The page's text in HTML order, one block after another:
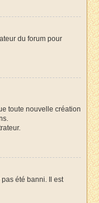
du forum pour
toute nouvelle création
été banni. Il est